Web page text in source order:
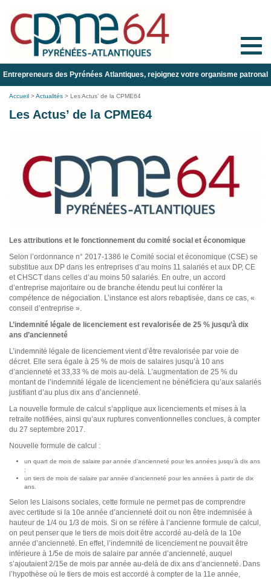
Toggle
Entrepreneurs des Pyrénées Atlantiques, rejoignez votre organisme patronal
Accueil >Actualités > Les Actus’ de la CPME64
Les Actus’ de la CPME64
Les attributions et le fonctionnement du comité social et économique
Selon l’ordonnance n° 2017-1386 le Comité social et économique (CSE) se
substitue aux DP dans les entreprises d’au moins 11 salariés et aux DP, CE
et CHSCT dans celles d’au moins 50 salariés. En outre, un accord
d’entreprise majoritaire ou de branche étendu peut lui conférer la
compétence de négociation. L’instance est alors rebaptisée, dans ce cas, «
conseil d’entreprise ».
L’indemnité légale de licenciement est revalorisée de 25 % jusqu’à dix
ans d’ancienneté
L’indemnité légale de licenciement vient d’être revalorisée par voie de
décret. Elle sera égale à 25 % de mois de salaires jusqu’à 10 ans
d’ancienneté et 33,33 % de mois au-delà. L’augmentation de 25 % du
montant de l’indemnité légale de licenciement ne bénéficiera qu’aux salariés
justifiant d’au plus dix ans d’ancienneté.
La nouvelle formule de calcul s’applique aux licenciements et mises à la
retraite notifiées, ainsi qu’aux ruptures conventionnelles conclues, à compter
du 27 septembre 2017.
Nouvelle formule de calcul :
un quart de mois de salaire par année d’ancienneté pour les années jusqu’à dix ans
;
un tiers de mois de salaire par année d’ancienneté pour les années à partir de dix
ans.
Selon les Liaisons sociales, cette formule ne permet pas de comprendre
avec certitude si la 10e année d’ancienneté doit ou non être indemnisée à
hauteur de 1/4 ou 1/3 de mois. Si on se réfère à l’ancienne formule de calcul,
on peut penser que le tiers de mois doit être accordé au-delà de la 10e
année d’ancienneté. En effet, l’indemnité de licenciement ne pouvait être
inférieure à 1/5e de mois de salaire par année d’ancienneté, auquel
s’ajoutaient 2/15e de mois par année au-delà de dix ans d’ancienneté. Dans
l’hypothèse où le tiers de mois est accordé à compter de la 11e année,